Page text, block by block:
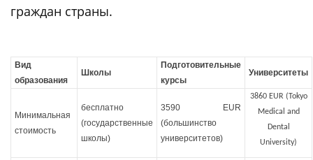
граждан страны.
Вид
образования
Школы
Подготовительные
курсы
Университеты
Минимальная
стоимость
бесплатно
(государственные
школы)
3590 EUR
(большинство
университетов)
3860 EUR (Tokyo
Medical and
Dental
University)